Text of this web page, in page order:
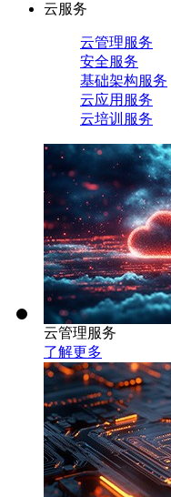
云服务
云管理服务
安全服务
基础架构服务
云应用服务
云培训服务
云管理服务
了解更多